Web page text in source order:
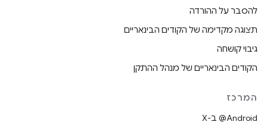
להסבר על ההורדה
תצוגה מקדימה של הקודים הבינאריים
גיבוי קושחה
הקודים הבינאריים של מנהל ההתקן
המרכז
‫‎@Android ב-X